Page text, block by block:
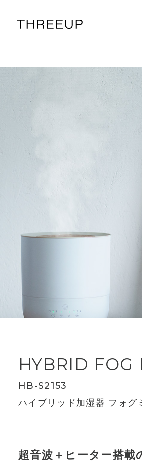
HYBRID FOG
HB-S2153
ハイブリッド加湿器 フォグ
超音波＋ヒーター搭載